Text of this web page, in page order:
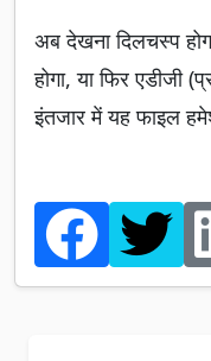
अब देखना दिलचस्प
होगा, या फिर एडीजी
इंतजार में यह फाइल